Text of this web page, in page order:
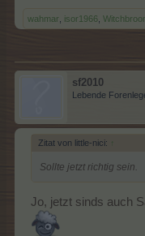
wahmar isor1966
sf2010
Lebende
Zitat von little-nici: ↑
Sollte jetzt richtig sein.
Jo, jetzt sinds auch